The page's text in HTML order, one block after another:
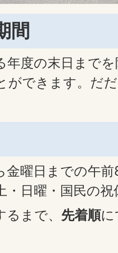
間
年度の末日まで
ができます。だ
金曜日までの午
・日曜・国民の
まで、 先着順に